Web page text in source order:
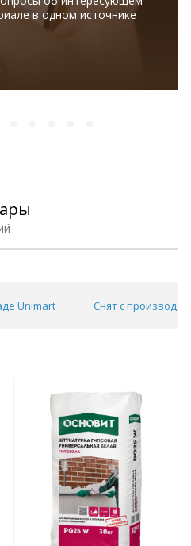
в одном источнике
Unimart Снят с